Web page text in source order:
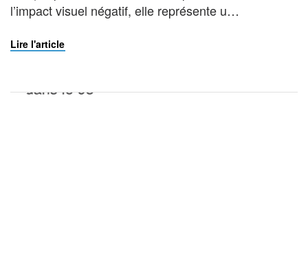
l’impact visuel négatif, elle représente un
des employés et des marchandises.À
permettre la reprise de l’activité dans les
Lire l'article